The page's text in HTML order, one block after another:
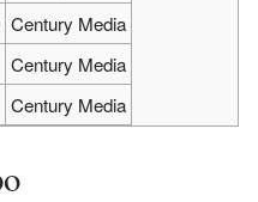
Century Media
Century Media
Century Media